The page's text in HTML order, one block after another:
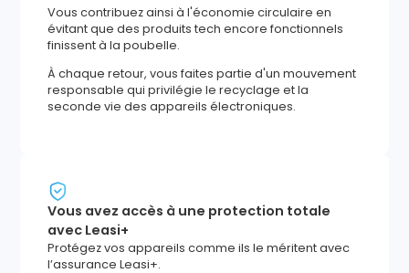
Vous contribuez ainsi à l'économie circulaire en
évitant que des produits tech encore fonctionnels
finissent à la poubelle.
À chaque retour, vous faites partie d'un mouvement
responsable qui privilégie le recyclage et la
seconde vie des appareils électroniques.
Vous avez accès à une protection totale
avec Leasi+
Protégez vos appareils comme ils le méritent avec
l’assurance Leasi+.